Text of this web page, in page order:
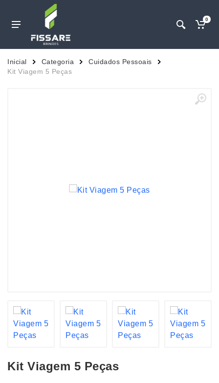
0
Inicial Categoria
Cuidados Pessoais
Kit Viagem 5 Peças
Kit Viagem 5 Peças